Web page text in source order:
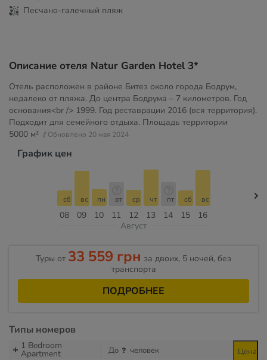
Песчано-галечный пляж
Описание отеля Natur Garden Hotel 3*
Отель расположен в районе Битез около города Бодрум,
недалеко от пляжа. До центра Бодрума – 7 километров. Год
основания<br /> 1999. Год реставрации 2016 (вся территория).
Подходит для семейного отдыха. Площадь территории
5000 м² // Обновлено 20 мая 2024
График цен
08
сб
09
вс
10
пн
11
вт
12
ср
13
чт
14
пт
15
сб
16
вс
Август
Туры от 33 559 грн за двоих, 5 ночей, без
транспорта
ПОДРОБНЕЕ
Типы номеров
1 Bedroom
Apartment До человек Цена